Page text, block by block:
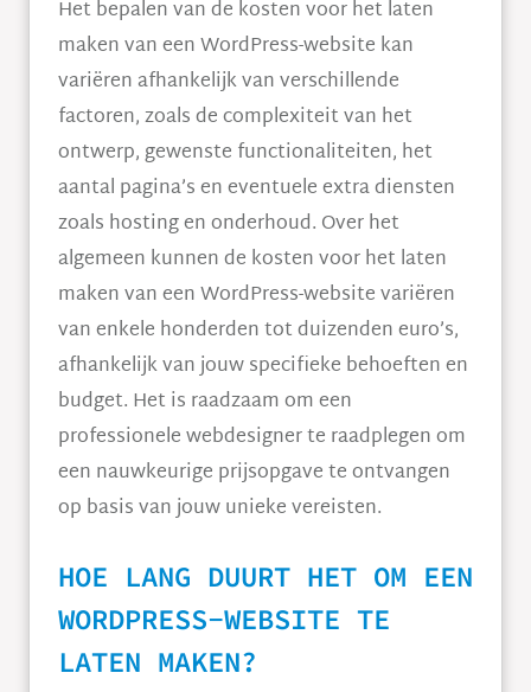
Het bepalen van de kosten voor het laten
maken van een WordPress-website kan
variëren afhankelijk van verschillende
factoren, zoals de complexiteit van het
ontwerp, gewenste functionaliteiten, het
aantal pagina’s en eventuele extra diensten
zoals hosting en onderhoud. Over het
algemeen kunnen de kosten voor het laten
maken van een WordPress-website variëren
van enkele honderden tot duizenden euro’s,
afhankelijk van jouw specifieke behoeften en
budget. Het is raadzaam om een
professionele webdesigner te raadplegen om
een nauwkeurige prijsopgave te ontvangen
op basis van jouw unieke vereisten.
HOE LANG DUURT HET OM EEN
WORDPRESS-WEBSITE TE
LATEN MAKEN?